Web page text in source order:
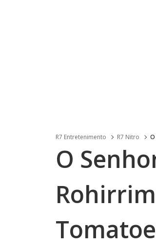
R7 Entretenimento R7 Nitro
O